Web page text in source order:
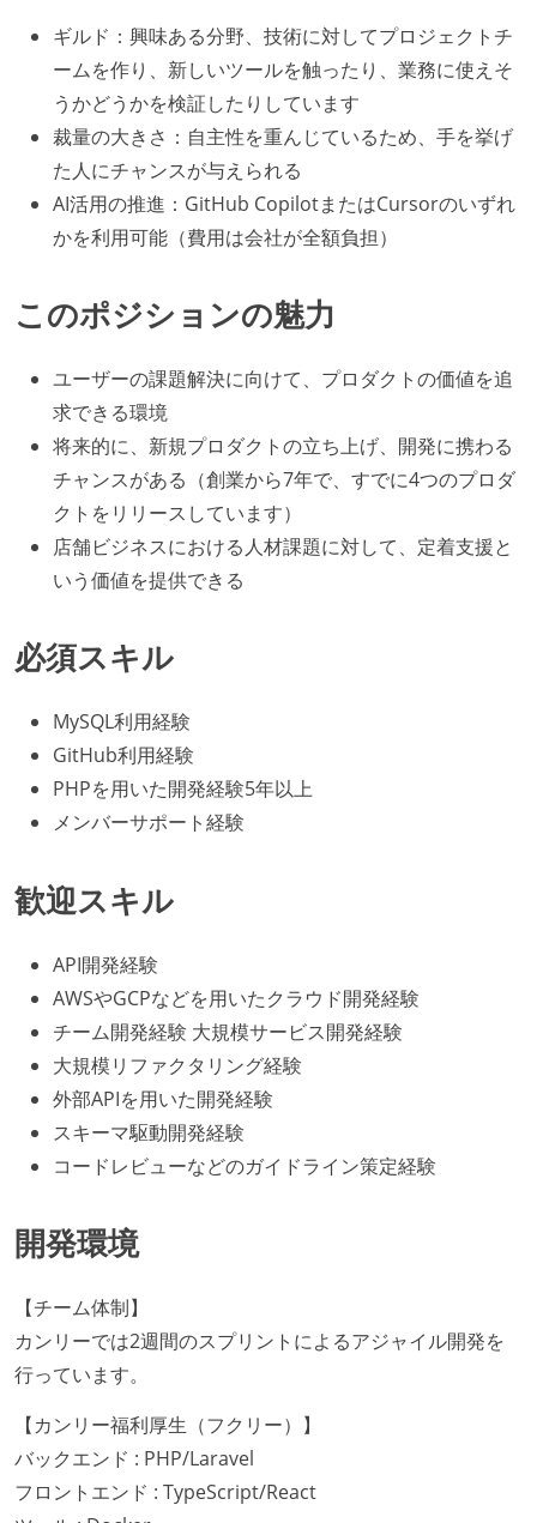
ギルド：興味ある分野、技術に対してプロジェクトチ
ームを作り、新しいツールを触ったり、業務に使えそ
うかどうかを検証したりしています
裁量の大きさ：自主性を重んじているため、手を挙げ
た人にチャンスが与えられる
AI活用の推進：GitHub CopilotまたはCursorのいずれ
かを利用可能（費用は会社が全額負担）
このポジションの魅力
ユーザーの課題解決に向けて、プロダクトの価値を追
求できる環境
将来的に、新規プロダクトの立ち上げ、開発に携わる
チャンスがある（創業から7年で、すでに4つのプロダ
クトをリリースしています）
店舗ビジネスにおける人材課題に対して、定着支援と
いう価値を提供できる
必須スキル
MySQL利用経験
GitHub利用経験
PHPを用いた開発経験5年以上
メンバーサポート経験
歓迎スキル
API開発経験
AWSやGCPなどを用いたクラウド開発経験
チーム開発経験 大規模サービス開発経験
大規模リファクタリング経験
外部APIを用いた開発経験
スキーマ駆動開発経験
コードレビューなどのガイドライン策定経験
開発環境
【チーム体制】
カンリーでは2週間のスプリントによるアジャイル開発を
行っています。
【カンリー福利厚生（フクリー）】
バックエンド : PHP/Laravel
フロントエンド : TypeScript/React